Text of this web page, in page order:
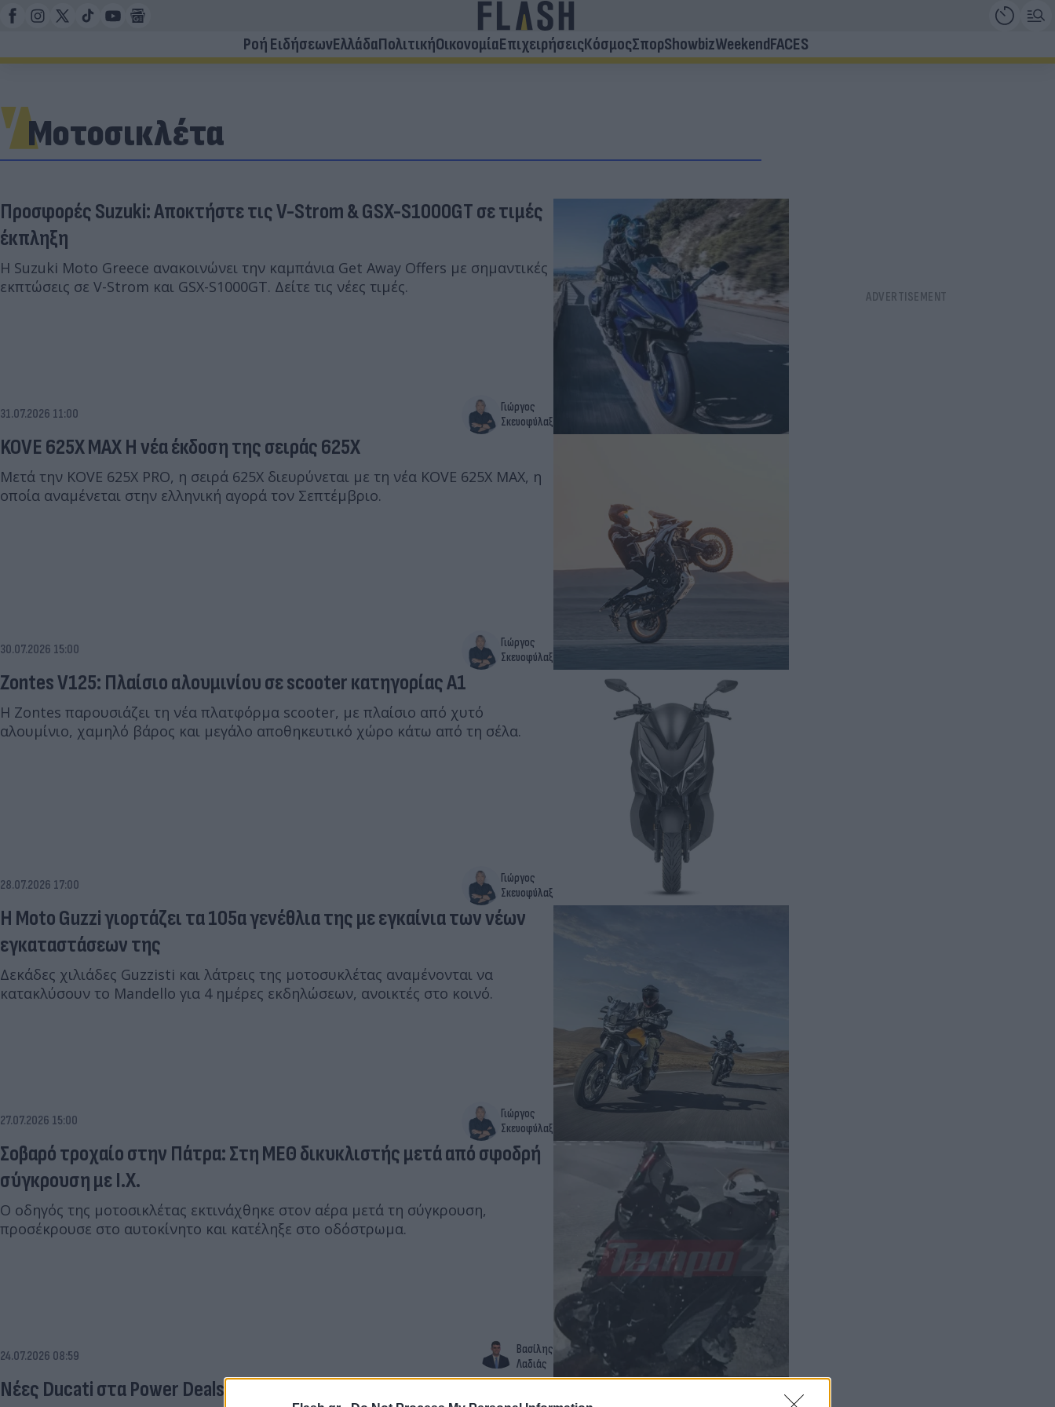
Ροή ΕιδήσεωνΕλλάδαΠολιτικήΟικονομίαΕπιχειρήσειςΚόσμοςΣπορShowbizWeekendFACES
Μοτοσικλέτα
Προσφορές Suzuki: Αποκτήστε τις V-Strom & GSX-S1000GT σε τιμές
έκπληξη
Η Suzuki Moto Greece ανακοινώνει την καμπάνια Get Away Offers με σημαντικές
εκπτώσεις σε V-Strom και GSX-S1000GT. Δείτε τις νέες τιμές.
31.07.2026 11:00
Γιώργος
Σκευοφύλαξ
KOVE 625X MAX Η νέα έκδοση της σειράς 625X
Μετά την KOVE 625X PRO, η σειρά 625X διευρύνεται με τη νέα KOVE 625X MAX, η
οποία αναμένεται στην ελληνική αγορά τον Σεπτέμβριο.
30.07.2026 15:00
Γιώργος
Σκευοφύλαξ
Zontes V125: Πλαίσιο αλουμινίου σε scooter κατηγορίας Α1
Η Zontes παρουσιάζει τη νέα πλατφόρμα scooter, με πλαίσιο από χυτό
αλουμίνιο, χαμηλό βάρος και μεγάλο αποθηκευτικό χώρο κάτω από τη σέλα.
28.07.2026 17:00
Γιώργος
Σκευοφύλαξ
Η Moto Guzzi γιορτάζει τα 105α γενέθλια της με εγκαίνια των νέων
εγκαταστάσεων της
Δεκάδες χιλιάδες Guzzisti και λάτρεις της μοτοσυκλέτας αναμένονται να
κατακλύσουν το Mandello για 4 ημέρες εκδηλώσεων, ανοικτές στο κοινό.
27.07.2026 15:00
Γιώργος
Σκευοφύλαξ
Σοβαρό τροχαίο στην Πάτρα: Στη ΜΕΘ δικυκλιστής μετά από σφοδρή
σύγκρουση με Ι.Χ.
Ο οδηγός της μοτοσικλέτας εκτινάχθηκε στον αέρα μετά τη σύγκρουση,
προσέκρουσε στο αυτοκίνητο και κατέληξε στο οδόστρωμα.
24.07.2026 08:59
Βασίλης
Λαδιάς
Νέες Ducati στα Power Deals, με όφελος έως 5.000 ευρώ